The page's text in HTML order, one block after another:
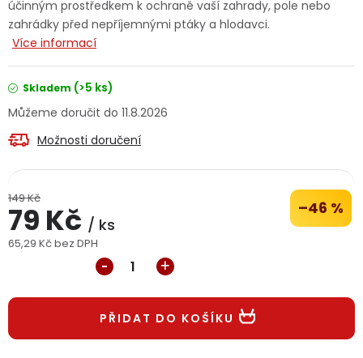
Jaký je aktuální stav mé objednávky?
Velkoobchodní spolupráce (B2B)
Doprava a platba Kontakt
Reklamační formulář Odstoupení ve lhůtě 14 dní
Obchodní podmínky Reklamační řád
účinným prostředkem k ochraně vaší zahrady, pole nebo
zahrádky před nepříjemnými ptáky a hlodavci.
Více informací
Skladem (>5 ks)
11.8.2026
Možnosti doručení
149 Kč –46 %
79 Kč / ks
65,29 Kč bez DPH
PŘIDAT DO KOŠÍKU